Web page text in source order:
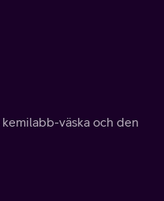
väska och den